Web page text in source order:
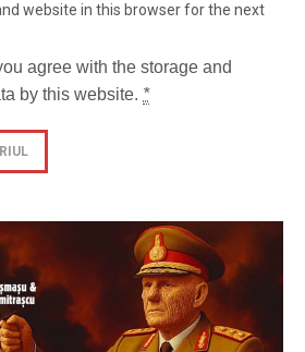
website in this browser for the next
agree with the storage and
by this website. *